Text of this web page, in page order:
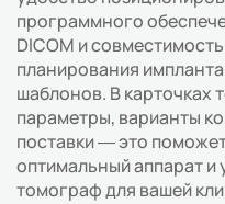
программного
DICOM и
планирования
шаблонов. В карточках
параметры, варианты
поставки — это
оптимальный аппарат и
томограф для вашей